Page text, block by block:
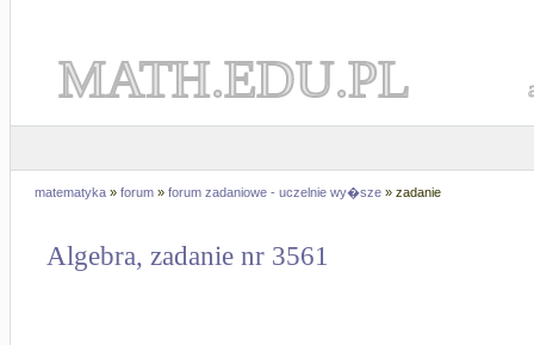
MATH.EDU.PL
matematyka » forum » forum zadaniowe - uczelnie wy�sze » zadanie
Algebra, zadanie nr 3561